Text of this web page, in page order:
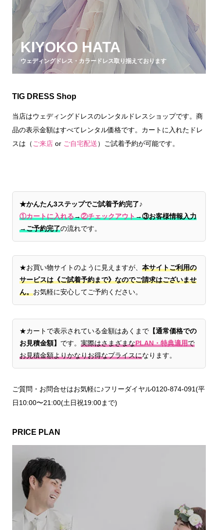
KIYOKO HATA
ウェディングドレス・カラードレス取り揃えております
TIG DRESS Shop
当店はウェディングドレスのレンタルドレスショップです。商
品の表示金額はすべてレンタル価格です。カートに入れたドレ
スは（ご来店or ご自宅配送）ご試着予約が可能です。
★かんたん3ステップでご試着予約完了♪
①カートに入れる→②チェックアウト→③お客様情報入力
→ご予約完了の流れです。
★お買い物サイトのように見えますが、 本サイトご利用の
サービスは《ご試着予約まで》なのでご請求はございませ
ん。お気軽に安心してご予約ください。
★カートで表示されている金額はあくまで【通常価格での
お見積金額】 です。 実際はさまざまなPLAN・特典適用で
お見積金額よりかなりお得なプライスになります。
ご質問・お問合せはお気軽に♪フリーダイヤル0120-874-091(平
日10:00〜21:00(土日祝19:00まで)
PRICE PLAN